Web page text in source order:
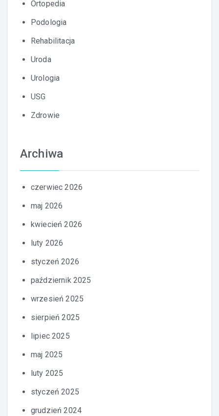
Ortopedia
Podologia
Rehabilitacja
Uroda
Urologia
USG
Zdrowie
Archiwa
czerwiec 2026
maj 2026
kwiecień 2026
luty 2026
styczeń 2026
październik 2025
wrzesień 2025
sierpień 2025
lipiec 2025
maj 2025
luty 2025
styczeń 2025
grudzień 2024